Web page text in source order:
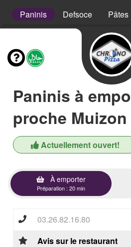
Paninis Defsoce Pâtes
Paninis à
proche Muizon
Actuellement ouvert!
À emporter
Préparation : 20 min
03.26.82.16.80
Avis sur le restaurant